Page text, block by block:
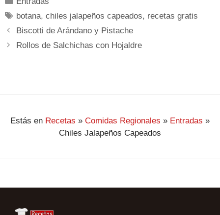
botana,chiles jalapeños capeados, recetas gratis
Biscotti de Arándano y Pistache
Rollos de Salchichas con Hojaldre
Estás en Recetas » Comidas Regionales » Entradas »
Chiles Jalapeños Capeados